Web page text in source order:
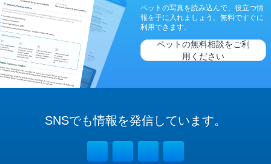
ペットの写真を読み込んで、役立つ情
報を手に入れましょう。無料ですぐに
利用できます。
ペットの無料相談をご利
用ください
SNSでも情報を発信しています。